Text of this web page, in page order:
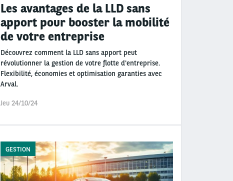
Les avantages de la LLD sans
apport pour booster la mobilité
de votre entreprise
Découvrez comment la LLD sans apport peut
révolutionner la gestion de votre flotte d'entreprise.
Flexibilité, économies et optimisation garanties avec
Arval.
Jeu 24/10/24
GESTION